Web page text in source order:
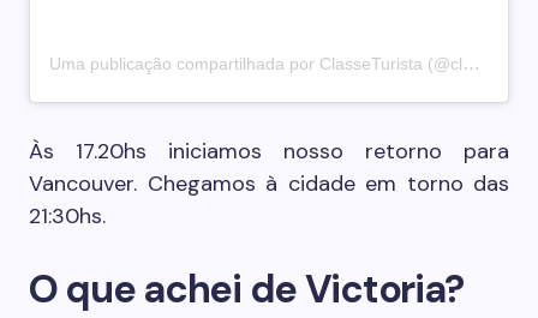
Uma publicação compartilhada por ClasseTurista (@classeturista)
Às 17.20hs iniciamos nosso retorno para
Vancouver. Chegamos à cidade em torno das
21:30hs.
O que achei de Victoria?